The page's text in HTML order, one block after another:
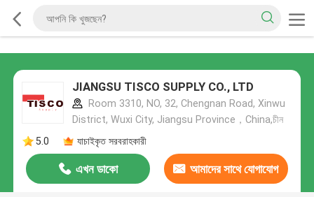
JIANGSU TISCO SUPPLY CO., LTD
Room 3310, NO, 32, Chengnan Road, Xinwu
District, Wuxi City, Jiangsu Province，China,চীন
5.0
যাচাইকৃত সরবরাহকারী
এখন ডাকো আমাদের সাথে যোগাযোগ